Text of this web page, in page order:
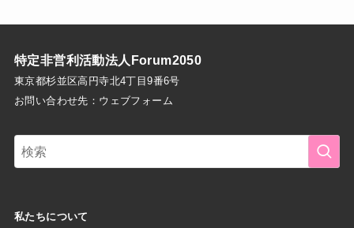
特定非営利活動法人Forum2050
東京都杉並区高円寺北4丁目9番6号
お問い合わせ先： ウェブフォーム
私たちについて